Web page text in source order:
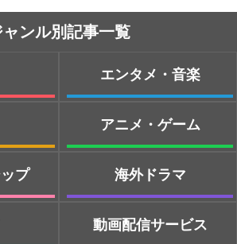
ャンル別記事一覧
プ
エンタメ・音楽
アニメ・ゲーム
海外ドラマ
動画配信サービス